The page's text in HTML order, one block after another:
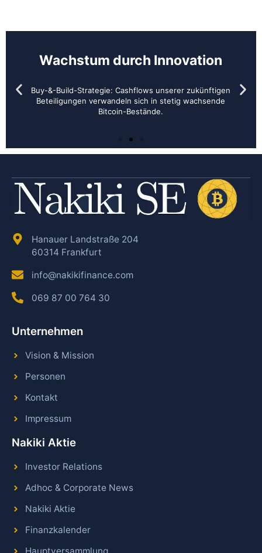
Wachstum durch Innovation
Buy-&-Build-Strategie: Cashflows unserer zukünftigen
Beteiligungen verwandeln sich in stetig wachsende
Bitcoin-Bestände.
Hanauer Landstraße 204
60314 Frankfurt
info@nakikifinance.com
069 87 00 764 30
Unternehmen
Vision & Mission
Personen
Kontakt
Impressum
Nakiki Aktie
Investor Relations
Adhoc & Corporate News
Nakiki Aktie
Finanzkalender